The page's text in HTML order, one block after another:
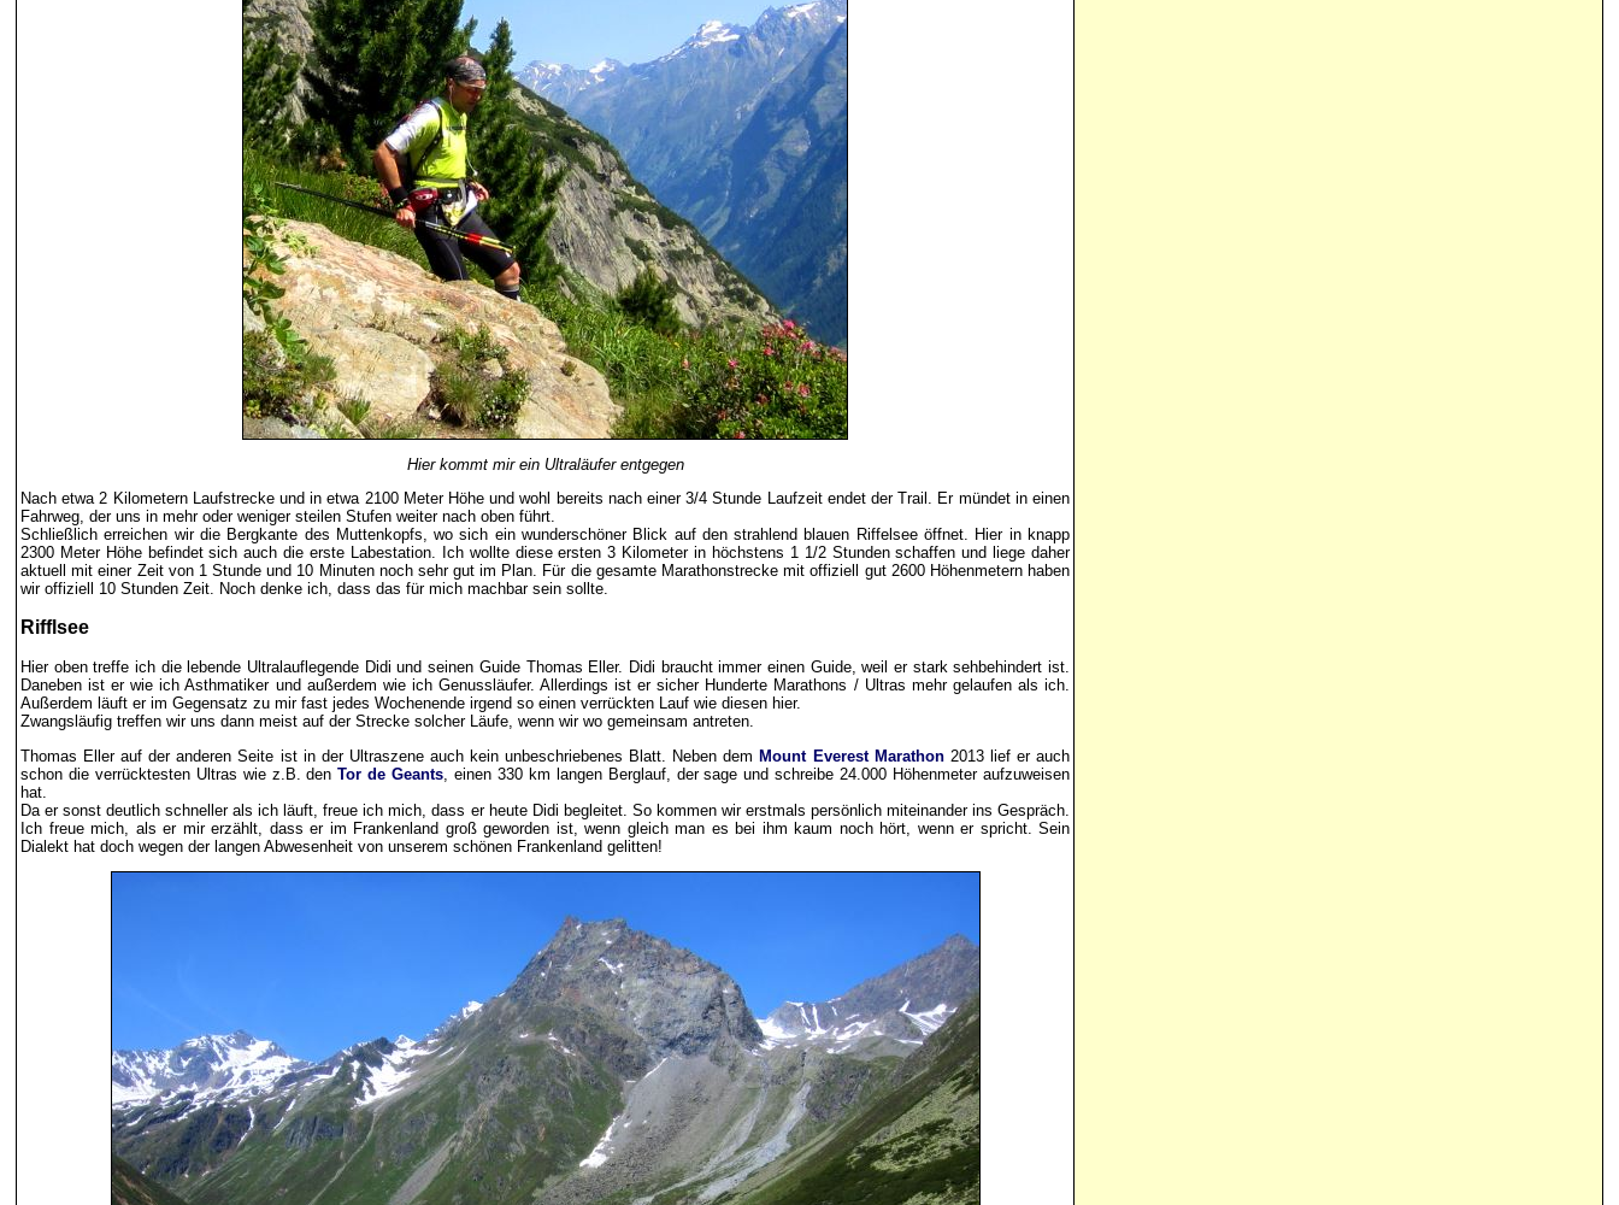
Hier kommt mir ein Ultraläufer entgegen
Nach etwa 2 Kilometern Laufstrecke und in etwa 2100 Meter Höhe und wohl bereits nach einer 3/4 Stunde Laufzeit endet der Trail. Er mündet in einen
Fahrweg, der uns in mehr oder weniger steilen Stufen weiter nach oben führt.
Schließlich erreichen wir die Bergkante des Muttenkopfs, wo sich ein wunderschöner Blick auf den strahlend blauen Riffelsee öffnet. Hier in knapp
2300 Meter Höhe befindet sich auch die erste Labestation. Ich wollte diese ersten 3 Kilometer in höchstens 1 1/2 Stunden schaffen und liege daher
aktuell mit einer Zeit von 1 Stunde und 10 Minuten noch sehr gut im Plan. Für die gesamte Marathonstrecke mit offiziell gut 2600 Höhenmetern haben
wir offiziell 10 Stunden Zeit. Noch denke ich, dass das für mich machbar sein sollte.
Rifflsee
Hier oben treffe ich die lebende Ultralauflegende Didi und seinen Guide Thomas Eller. Didi braucht immer einen Guide, weil er stark sehbehindert ist.
Daneben ist er wie ich Asthmatiker und außerdem wie ich Genussläufer. Allerdings ist er sicher Hunderte Marathons / Ultras mehr gelaufen als ich.
Außerdem läuft er im Gegensatz zu mir fast jedes Wochenende irgend so einen verrückten Lauf wie diesen hier.
Zwangsläufig treffen wir uns dann meist auf der Strecke solcher Läufe, wenn wir wo gemeinsam antreten.
Thomas Eller auf der anderen Seite ist in der Ultraszene auch kein unbeschriebenes Blatt. Neben demMount Everest Marathon2013 lief er auch
schon die verrücktesten Ultras wie z.B. denTor de Geants , einen 330 km langen Berglauf, der sage und schreibe 24.000 Höhenmeter aufzuweisen
hat.
Da er sonst deutlich schneller als ich läuft, freue ich mich, dass er heute Didi begleitet. So kommen wir erstmals persönlich miteinander ins Gespräch.
Ich freue mich, als er mir erzählt, dass er im Frankenland groß geworden ist, wenn gleich man es bei ihm kaum noch hört, wenn er spricht. Sein
Dialekt hat doch wegen der langen Abwesenheit von unserem schönen Frankenland gelitten!